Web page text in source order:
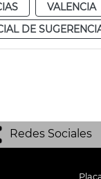
VALENCIA
DE
Redes Sociales